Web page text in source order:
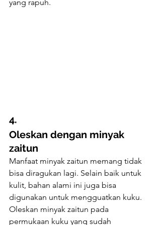
yang rapuh.
4.
Oleskan dengan minyak
zaitun
Manfaat minyak zaitun memang tidak
bisa diragukan lagi. Selain baik untuk
kulit, bahan alami ini juga bisa
digunakan untuk mengguatkan kuku.
Oleskan minyak zaitun pada
permukaan kuku yang sudah